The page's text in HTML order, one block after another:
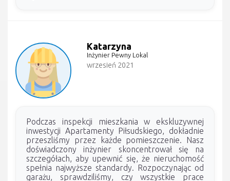
Katarzyna
Inżynier Pewny Lokal
wrzesień 2021
Podczas inspekcji mieszkania w ekskluzywnej
inwestycji Apartamenty Piłsudskiego, dokładnie
przeszliśmy przez każde pomieszczenie. Nasz
doświadczony inżynier skoncentrował się na
szczegółach, aby upewnić się, że nieruchomość
spełnia najwyższe standardy. Rozpoczynając od
garażu, sprawdziliśmy, czy wszystkie prace